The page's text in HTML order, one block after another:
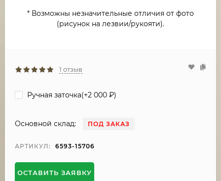
* Возможны незначительные отличия от фото
(рисунок на лезвии/рукояти).
1 отзыв
Ручная заточка(+2 000 ₽)
Основной склад: ПОД ЗАКАЗ
АРТИКУЛ: 6593-15706
ОСТАВИТЬ ЗАЯВКУ